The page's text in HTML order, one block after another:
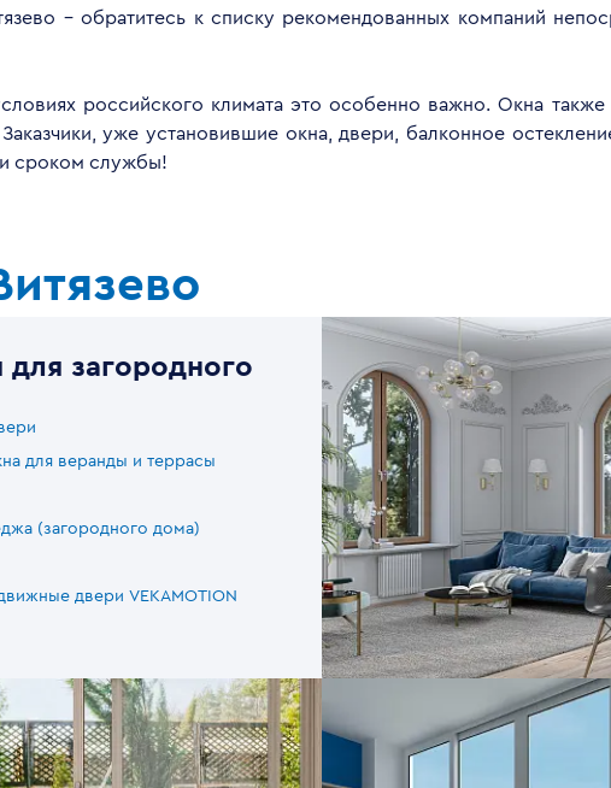
- обратитесь к списку рекомендованных компаний
российского климата это особенно важно. Окна также
уже установившие окна, двери, балконное
и сроком службы!
для загородного
для веранды и террасы
(загородного дома)
двери VEKAMOTION